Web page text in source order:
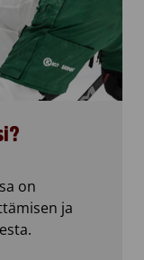
on
ja